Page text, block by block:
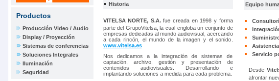
Productos
Producción Video / Audio
Display / Proyección
Sistemas de conferencias
Soluciones Integrales
Iluminación
Seguridad
Historia
VITELSA NORTE, S.A.fue creada en 1998 y forma
parte del GrupoVitelsa, la cual engloba un conjunto de
empresas dedicadas al mundo audiovisual, acercando
a cada rincón, el mundo de la imagen y el sonido.
www.vitelsa.es
Nos dedicamos a la integración de sistemas de
captación, archivo, gestión y presentación de
contenidos audiovisuales. Desarrollando e
implantando soluciones a medida para cada problema.
Equipo
Servicio
Desde
afrontar